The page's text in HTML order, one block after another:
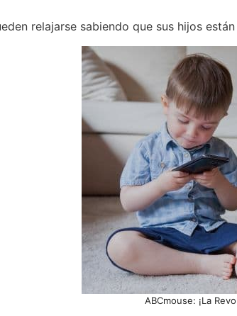
relajarse sabiendo que sus hijos
ABCmouse: ¡La